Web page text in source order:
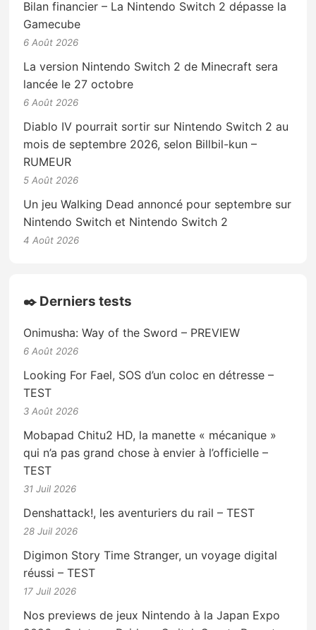
Bilan financier – La Nintendo Switch 2 dépasse la
Gamecube
6 Août 2026
La version Nintendo Switch 2 de Minecraft sera
lancée le 27 octobre
6 Août 2026
Diablo IV pourrait sortir sur Nintendo Switch 2 au
mois de septembre 2026, selon Billbil-kun –
RUMEUR
5 Août 2026
Un jeu Walking Dead annoncé pour septembre sur
Nintendo Switch et Nintendo Switch 2
4 Août 2026
✒️ Derniers tests
Onimusha: Way of the Sword – PREVIEW
6 Août 2026
Looking For Fael, SOS d’un coloc en détresse –
TEST
3 Août 2026
Mobapad Chitu2 HD, la manette « mécanique »
qui n’a pas grand chose à envier à l’officielle –
TEST
31 Juil 2026
Denshattack!, les aventuriers du rail – TEST
28 Juil 2026
Digimon Story Time Stranger, un voyage digital
réussi – TEST
17 Juil 2026
Nos previews de jeux Nintendo à la Japan Expo